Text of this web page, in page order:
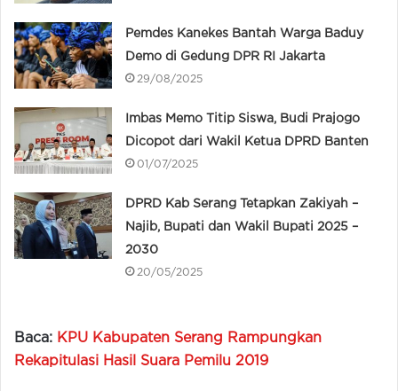
Pemdes Kanekes Bantah Warga Baduy
Demo di Gedung DPR RI Jakarta
29/08/2025
Imbas Memo Titip Siswa, Budi Prajogo
Dicopot dari Wakil Ketua DPRD Banten
01/07/2025
DPRD Kab Serang Tetapkan Zakiyah –
Najib, Bupati dan Wakil Bupati 2025 –
2030
20/05/2025
Baca: KPU Kabupaten Serang Rampungkan
Rekapitulasi Hasil Suara Pemilu 2019